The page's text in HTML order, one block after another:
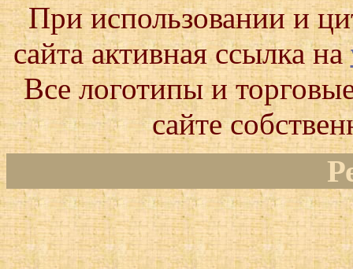
При использовании и
сайта активная ссылка на
Все логотипы и
сайте